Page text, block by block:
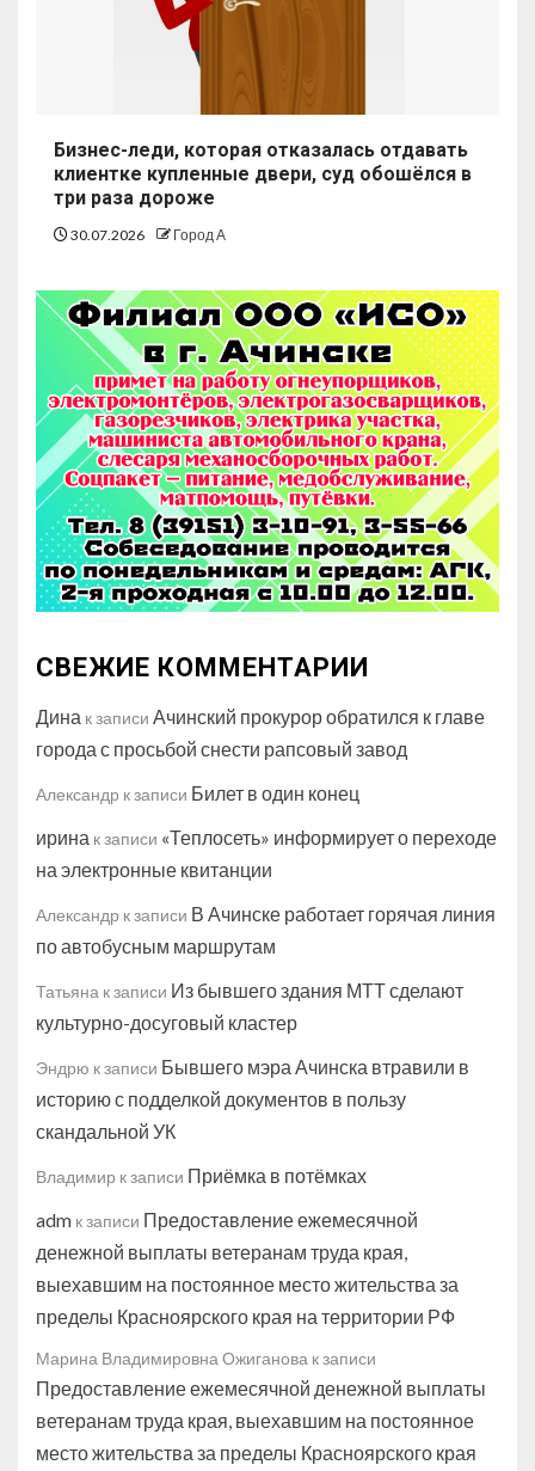
Бизнес-леди, которая отказалась отдавать
клиентке купленные двери, суд обошёлся в
три раза дороже
30.07.2026 Город А
СВЕЖИЕ КОММЕНТАРИИ
Дина к записи Ачинский прокурор обратился к главе
города с просьбой снести рапсовый завод
Александр к записи Билет в один конец
ирина к записи «Теплосеть» информирует о переходе
на электронные квитанции
Александр к записи В Ачинске работает горячая линия
по автобусным маршрутам
Татьяна к записи Из бывшего здания МТТ сделают
культурно-досуговый кластер
Эндрю к записи Бывшего мэра Ачинска втравили в
историю с подделкой документов в пользу
скандальной УК
Владимир к записи Приёмка в потёмках
adm к записи Предоставление ежемесячной
денежной выплаты ветеранам труда края,
выехавшим на постоянное место жительства за
пределы Красноярского края на территории РФ
Марина Владимировна Ожиганова к записи
Предоставление ежемесячной денежной выплаты
ветеранам труда края, выехавшим на постоянное
место жительства за пределы Красноярского края